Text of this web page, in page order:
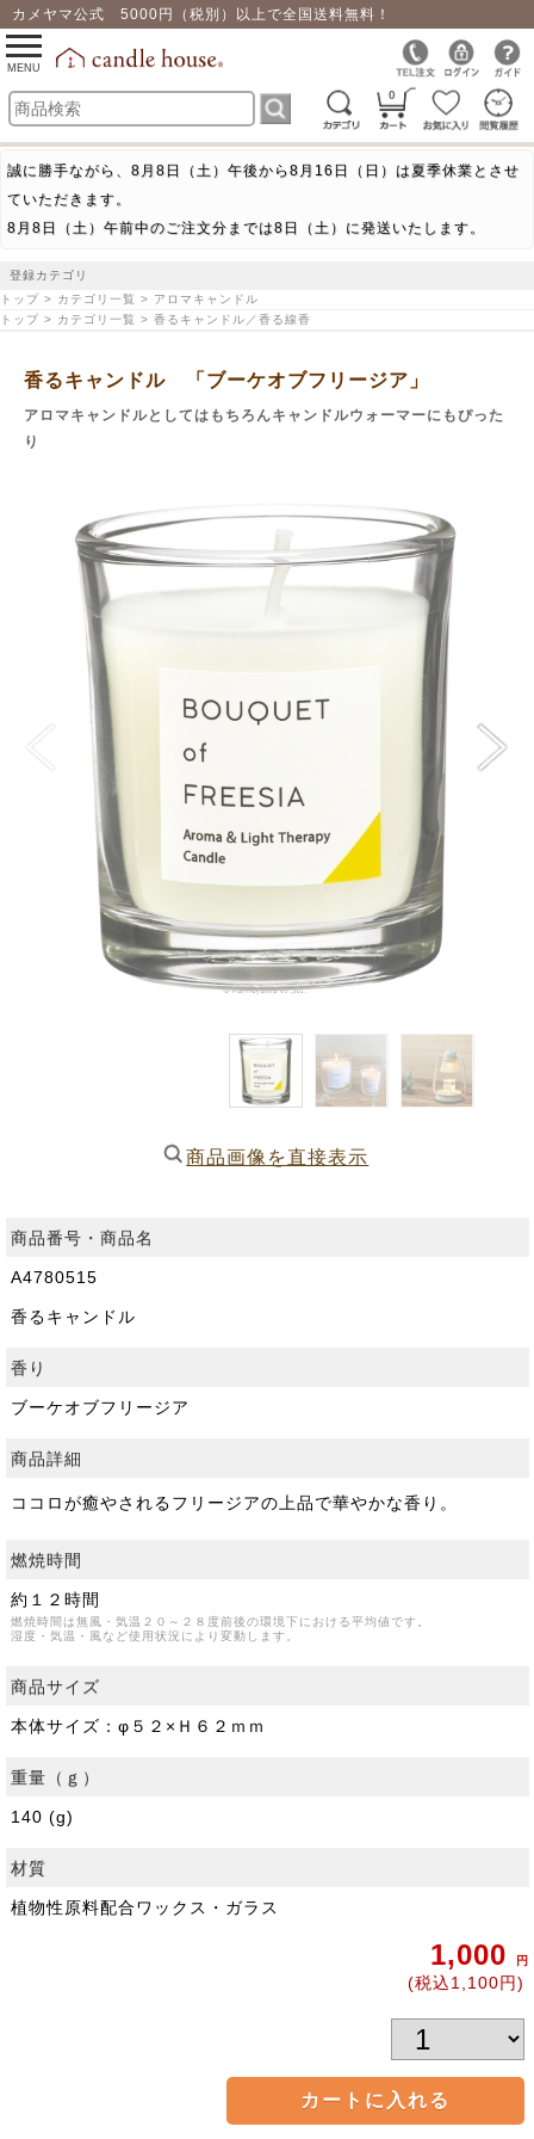
カメヤマ公式 5000円（税別）以上で全国送料無料！
0
toggle
navigation
MENU
誠に勝手ながら、8月8日（土）午後から8月16日（日）は夏季休業とさせ
ていただきます。
8月8日（土）午前中のご注文分までは8日（土）に発送いたします。
登録カテゴリ
トップ > カテゴリ一覧 > アロマキャンドル
トップ > カテゴリ一覧 > 香るキャンドル／香る線香
香るキャンドル 「ブーケオブフリージア」
アロマキャンドルとしてはもちろんキャンドルウォーマーにもぴった
り
商品画像を直接表示
商品番号・商品名
A4780515
香るキャンドル
香り
ブーケオブフリージア
商品詳細
ココロが癒やされるフリージアの上品で華やかな香り。
燃焼時間
約１２時間
燃焼時間は無風・気温２０～２８度前後の環境下における平均値です。
湿度・気温・風など使用状況により変動します。
商品サイズ
本体サイズ：φ５２×Ｈ６２ｍｍ
重量（ｇ）
140 (g)
材質
植物性原料配合ワックス・ガラス
1,000 円
(税込1,100円)